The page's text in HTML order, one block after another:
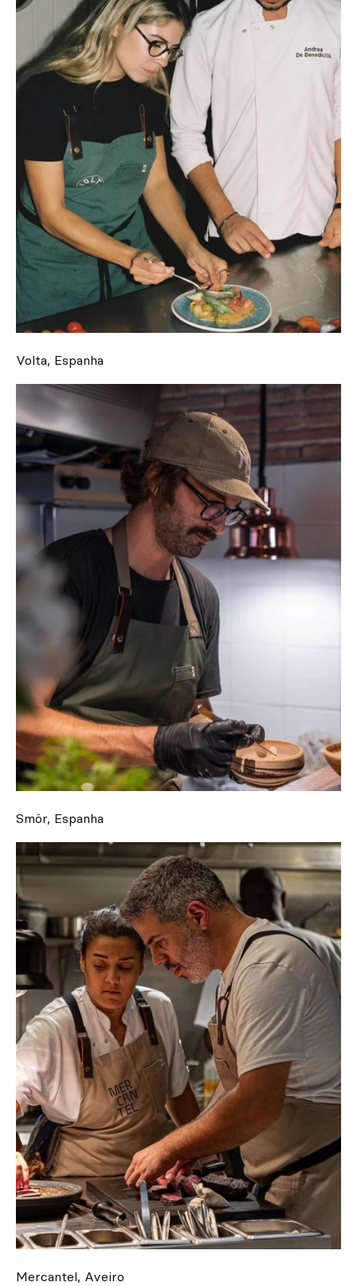
Volta, Espanha
Smör, Espanha
Mercantel, Aveiro